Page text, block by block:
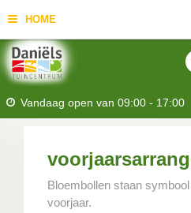
HOME
Vandaag open van 09:00 - 17:00
Bloembollen staan
voorjaar.